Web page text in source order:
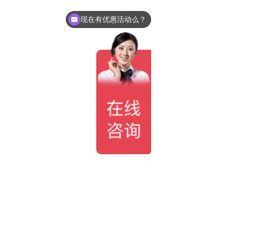
现在有优惠活动么？